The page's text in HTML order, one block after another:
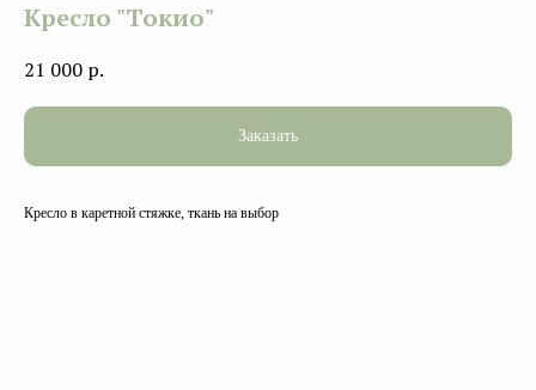
Кресло "Токио"
21 000 р.
Заказать
Кресло в каретной стяжке, ткань на выбор